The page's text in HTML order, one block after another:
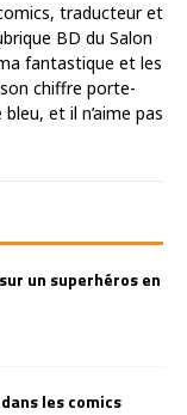
traducteur et
BD du Salon
fantastique et les
chiffre porte-
et il n’aime pas
un superhéros en
les comics